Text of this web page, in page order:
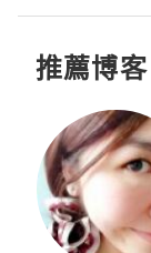
推薦博客